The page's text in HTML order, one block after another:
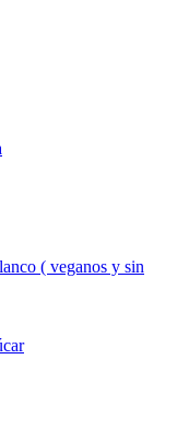
( veganos y sin